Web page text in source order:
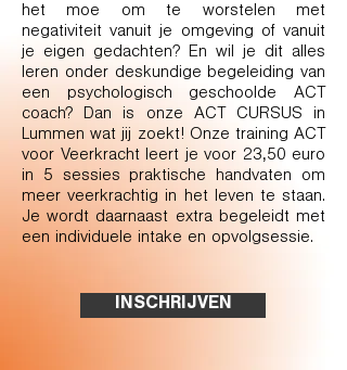
het moe om te worstelen met
negativiteit vanuit je omgeving of vanuit
je eigen gedachten? En wil je dit alles
leren onder deskundige begeleiding van
een psychologisch geschoolde ACT
coach? Dan is onze ACT CURSUS in
Lummen wat jij zoekt! Onze training ACT
voor Veerkracht leert je voor 23,50 euro
in 5 sessies praktische handvaten om
meer veerkrachtig in het leven te staan.
Je wordt daarnaast extra begeleidt met
een individuele intake en opvolgsessie.
INSCHRIJVEN